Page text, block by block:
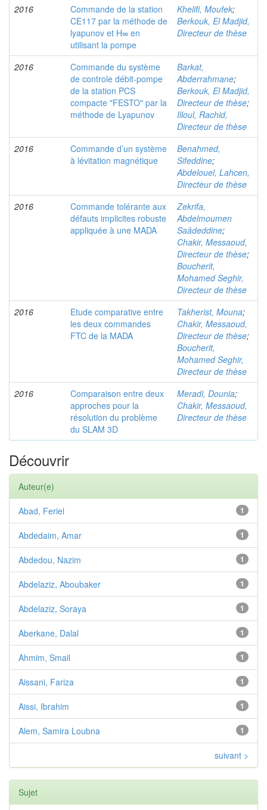
2016
Commande de la station
CE117 par la méthode de
lyapunov et H∞ en
utilisant la pompe
Khelifi, Moufek;
Berkouk, El Madjid,
Directeur de thèse
2016
Commande du système
de controle débit-pompe
de la station PCS
compacte "FESTO" par la
méthode de Lyapunov
Barkat,
Abderrahmane;
Berkouk, El Madjid,
Directeur de thèse;
Illoul, Rachid,
Directeur de thèse
2016
Commande d’un système
à lévitation magnétique
Benahmed,
Sifeddine;
Abdelouel, Lahcen,
Directeur de thèse
2016
Commande tolérante aux
défauts implicites robuste
appliquée à une MADA
Zekrifa,
Abdelmoumen
Saâdeddine;
Chakir, Messaoud,
Directeur de thèse;
Boucherit,
Mohamed Seghir,
Directeur de thèse
2016
Etude comparative entre
les deux commandes
FTC de la MADA
Takherist, Mouna;
Chakir, Messaoud,
Directeur de thèse;
Boucherit,
Mohamed Seghir,
Directeur de thèse
2016
Comparaison entre deux
approches pour la
résolution du problème
du SLAM 3D
Meradi, Dounia;
Chakir, Messaoud,
Directeur de thèse
Découvrir
Auteur(e)
1
Abad, Feriel
1
Abdedaim, Amar
1
Abdedou, Nazim
1
Abdelaziz, Aboubaker
1
Abdelaziz, Soraya
1
Aberkane, Dalal
1
Ahmim, Smail
1
Aissani, Fariza
1
Aissi, Ibrahim
1
Alem, Samira Loubna
suivant >
Sujet